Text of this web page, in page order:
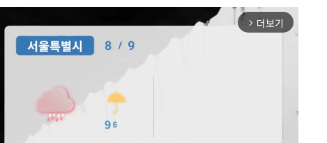
arrow_forward_ios 더보기